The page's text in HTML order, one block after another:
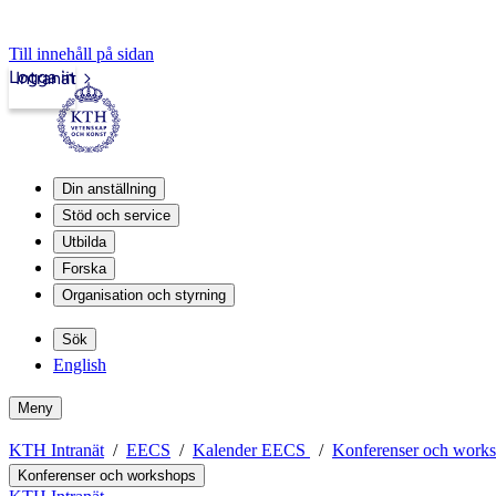
Till innehåll på sidan
Intranät
Logga in
Din anställning
Stöd och service
Utbilda
Forska
Organisation och styrning
Sök
English
Meny
KTH Intranät EECS Kalender EECS Konferenser och
Konferenser och workshops